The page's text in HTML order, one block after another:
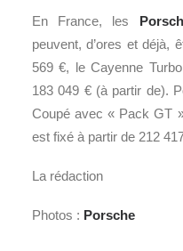
En France, les
peuvent, d’ores et déjà,
569 €, le Cayenne
183 049 € (à partir de).
Coupé avec « Pack GT
est fixé à partir de 212
La rédaction
Photos : Porsche